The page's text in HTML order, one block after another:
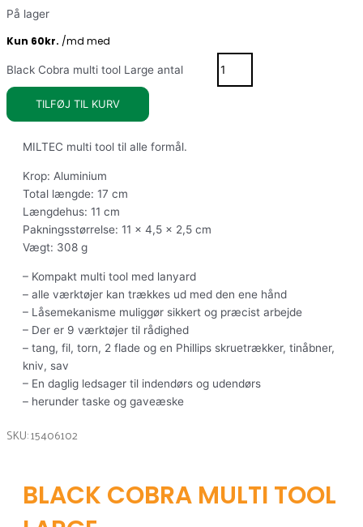
På lager
Black Cobra multi tool Large antal
TILFØJ TIL KURV
MILTEC multi tool til alle formål.
Krop: Aluminium
Total længde: 17 cm
Længdehus: 11 cm
Pakningsstørrelse: 11 x 4,5 x 2,5 cm
Vægt: 308 g
– Kompakt multi tool med lanyard
– alle værktøjer kan trækkes ud med den ene hånd
– Låsemekanisme muliggør sikkert og præcist arbejde
– Der er 9 værktøjer til rådighed
– tang, fil, torn, 2 flade og en Phillips skruetrækker, tinåbner,
kniv, sav
– En daglig ledsager til indendørs og udendørs
– herunder taske og gaveæske
SKU: 15406102
BLACK COBRA MULTI TOOL